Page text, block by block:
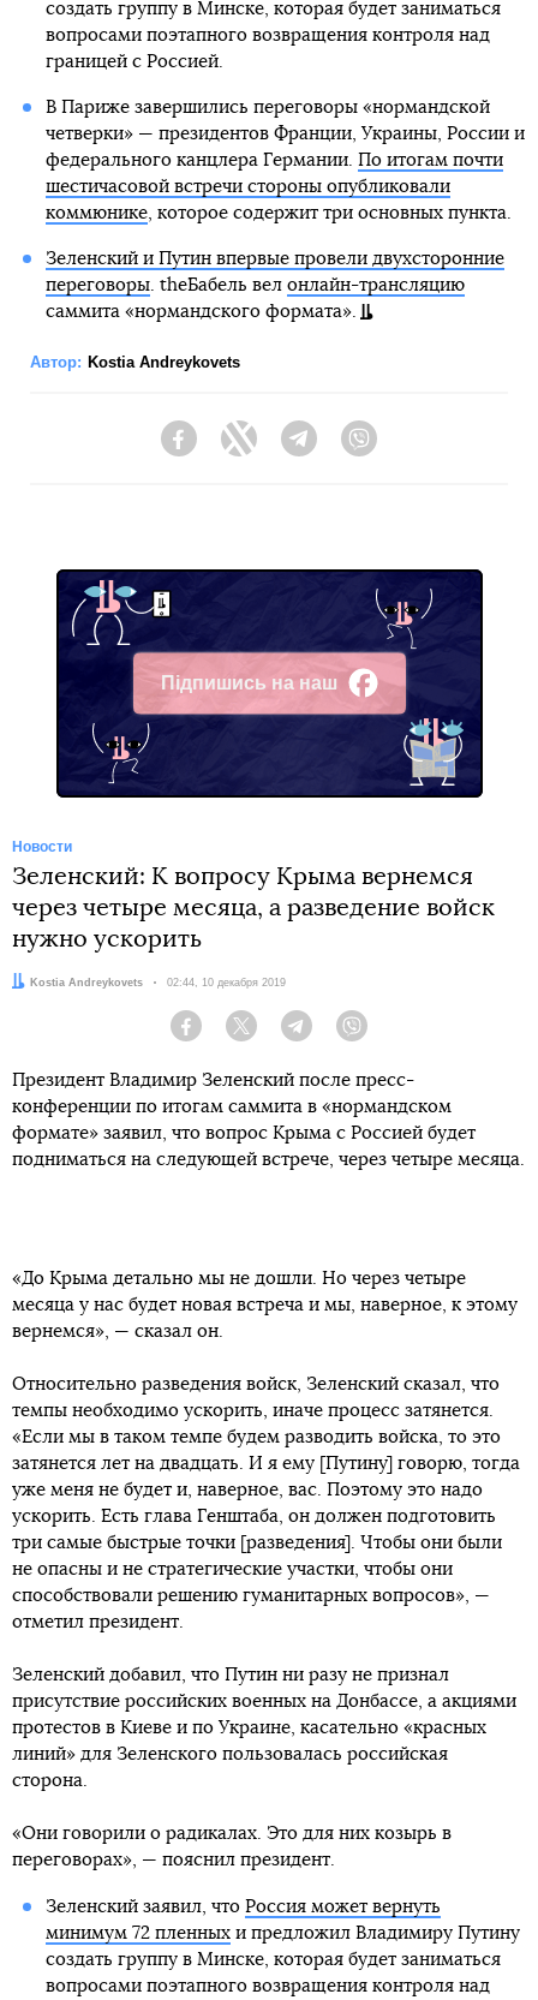
создать группу в Минске, которая будет заниматься
вопросами поэтапного возвращения контроля над
границей с Россией.
В Париже завершились переговоры «нормандской
четверки» — президентов Франции, Украины, России и
федерального канцлера Германии. По итогам почти
шестичасовой встречи стороны опубликовали
коммюнике, которое содержит три основных пункта.
Зеленский и Путин впервые провели двухсторонние
переговоры. theБабель вел онлайн-трансляцию
саммита «нормандского формата».
Автор: Kostia Andreykovets
FacebookTwitter Telegram
Підпишись на наш
Facebook
Новости
Зеленский: К вопросу Крыма вернемся
через четыре месяца, а разведение войск
нужно ускорить
Автор:Kostia Andreykovets Дата:
02:44, 10 декабря 2019
Facebook Twitter Telegram
Президент Владимир Зеленский после пресс-
конференции по итогам саммита в «нормандском
формате» заявил, что вопрос Крыма с Россией будет
подниматься на следующей встрече, через четыре месяца.
«До Крыма детально мы не дошли. Но через четыре
месяца у нас будет новая встреча и мы, наверное, к этому
вернемся», — сказал он.
Относительно разведения войск, Зеленский сказал, что
темпы необходимо ускорить, иначе процесс затянется.
«Если мы в таком темпе будем разводить войска, то это
затянется лет на двадцать. И я ему [Путину] говорю, тогда
уже меня не будет и, наверное, вас. Поэтому это надо
ускорить. Есть глава Генштаба, он должен подготовить
три самые быстрые точки [разведения]. Чтобы они были
не опасны и не стратегические участки, чтобы они
способствовали решению гуманитарных вопросов», —
отметил президент.
Зеленский добавил, что Путин ни разу не признал
присутствие российских военных на Донбассе, а акциями
протестов в Киеве и по Украине, касательно «красных
линий» для Зеленского пользовалась российская
сторона.
«Они говорили о радикалах. Это для них козырь в
переговорах», — пояснил президент.
Зеленский заявил, что Россия может вернуть
минимум 72 пленныхи предложил Владимиру Путину
создать группу в Минске, которая будет заниматься
вопросами поэтапного возвращения контроля над